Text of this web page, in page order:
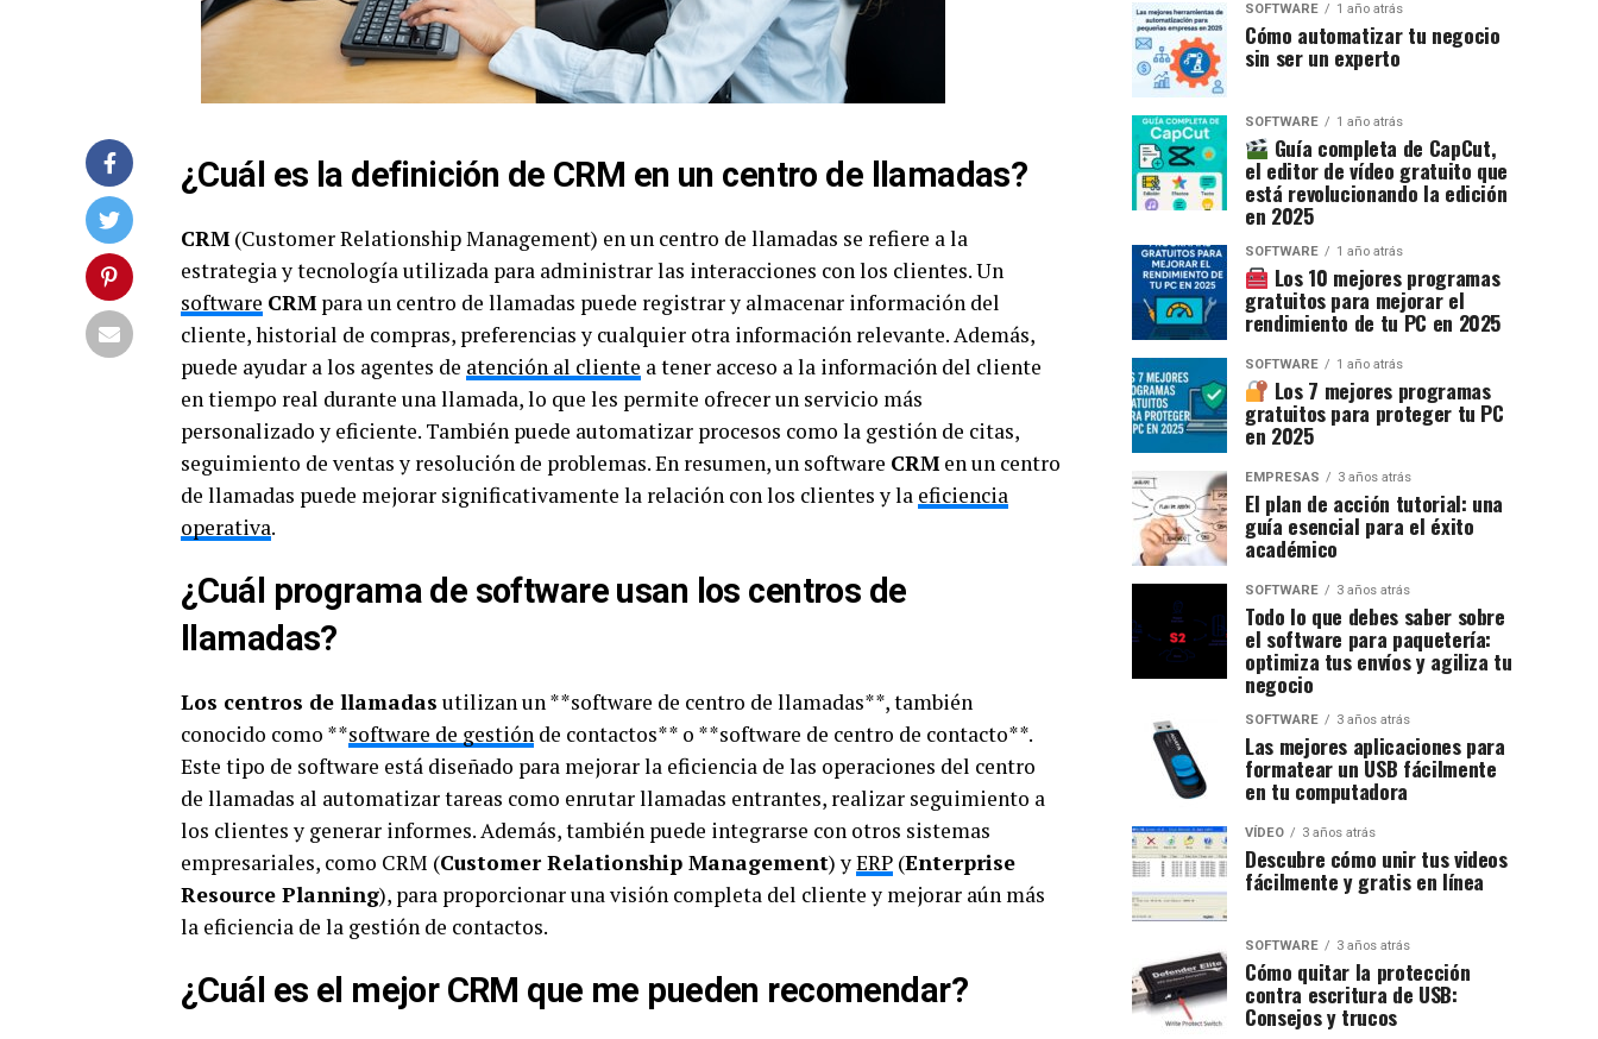
¿Cuál es la definición de CRM en un centro de llamadas?
CRM (Customer Relationship Management) en un centro de llamadas se refiere a la
estrategia y tecnología utilizada para administrar las interacciones con los clientes. Un
software CRM para un centro de llamadas puede registrar y almacenar información del
cliente, historial de compras, preferencias y cualquier otra información relevante. Además,
puede ayudar a los agentes de atención al cliente a tener acceso a la información del cliente
en tiempo real durante una llamada, lo que les permite ofrecer un servicio más
personalizado y eficiente. También puede automatizar procesos como la gestión de citas,
seguimiento de ventas y resolución de problemas. En resumen, un software CRM en un centro
de llamadas puede mejorar significativamente la relación con los clientes y la eficiencia
operativa.
¿Cuál programa de software usan los centros de
llamadas?
Los centros de llamadas utilizan un **software de centro de llamadas**, también
conocido como **software de gestión de contactos** o **software de centro de contacto**.
Este tipo de software está diseñado para mejorar la eficiencia de las operaciones del centro
de llamadas al automatizar tareas como enrutar llamadas entrantes, realizar seguimiento a
los clientes y generar informes. Además, también puede integrarse con otros sistemas
empresariales, como CRM (Customer Relationship Management) yERP (Enterprise
Resource Planning), para proporcionar una visión completa del cliente y mejorar aún más
la eficiencia de la gestión de contactos.
¿Cuál es el mejor CRM que me pueden recomendar?
SOFTWARE 1 año atrás
Cómo automatizar tu negocio
sin ser un experto
SOFTWARE 1 año atrás
Guía completa de CapCut,
el editor de vídeo gratuito que
está revolucionando la edición
en 2025
SOFTWARE 1 año atrás
Los 10 mejores programas
gratuitos para mejorar el
rendimiento de tu PC en 2025
SOFTWARE 1 año atrás
Los 7 mejores programas
gratuitos para proteger tu PC
en 2025
EMPRESAS 3 años atrás
El plan de acción tutorial: una
guía esencial para el éxito
académico
SOFTWARE 3 años atrás
Todo lo que debes saber sobre
el software para paquetería:
optimiza tus envíos y agiliza tu
negocio
SOFTWARE 3 años atrás
Las mejores aplicaciones para
formatear un USB fácilmente
en tu computadora
VÍDEO 3 años atrás
Descubre cómo unir tus videos
fácilmente y gratis en línea
SOFTWARE 3 años atrás
Cómo quitar la protección
contra escritura de USB:
Consejos y trucos